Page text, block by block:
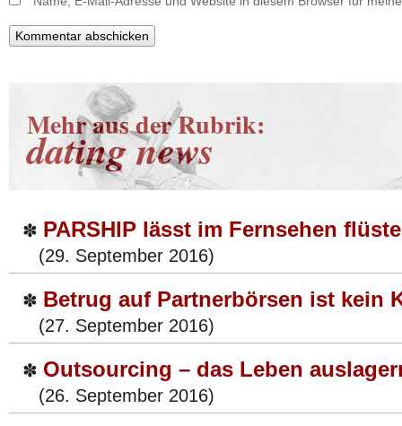
Mehr aus der Rubrik:
dating news
✽ PARSHIP lässt im Fernsehen
(29. September 2016)
✽ Betrug auf Partnerbörsen ist kein
(27. September 2016)
✽ Outsourcing – das Leben
(26. September 2016)